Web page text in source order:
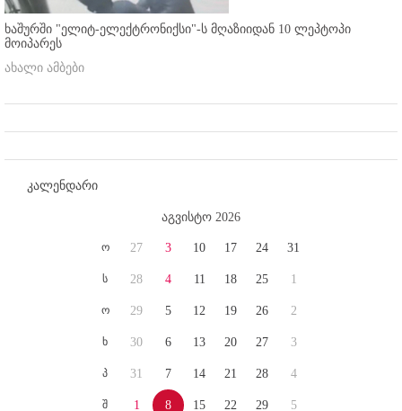
ხაშურში "ელიტ-ელექტრონიქსი"-ს მღაზიიდან 10 ლეპტოპი
მოიპარეს
ახალი ამბები
კალენდარი
აგვისტო 2026
ო
ს
ო
ხ
პ
შ
27
28
29
30
31
1
3
4
5
6
7
8
10
11
12
13
14
15
17
18
19
20
21
22
24
25
26
27
28
29
31
1
2
3
4
5